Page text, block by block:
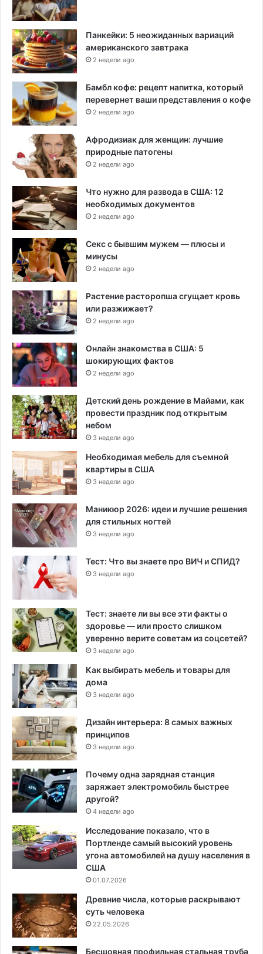
Панкейки: 5 неожиданных вариаций
американского завтрака
2 недели ago
Бамбл кофе: рецепт напитка, который
перевернет ваши представления о кофе
2 недели ago
Афродизиак для женщин: лучшие
природные патогены
2 недели ago
Что нужно для развода в США: 12
необходимых документов
2 недели ago
Секс с бывшим мужем — плюсы и
минусы
2 недели ago
Растение расторопша сгущает кровь
или разжижает?
2 недели ago
Онлайн знакомства в США: 5
шокирующих фактов
2 недели ago
Детский день рождение в Майами, как
провести праздник под открытым
небом
3 недели ago
Необходимая мебель для съемной
квартиры в США
3 недели ago
Маникюр 2026: идеи и лучшие решения
для стильных ногтей
3 недели ago
Тест: Что вы знаете про ВИЧ и СПИД?
3 недели ago
Тест: знаете ли вы все эти факты о
здоровье — или просто слишком
уверенно верите советам из соцсетей?
3 недели ago
Как выбирать мебель и товары для
дома
3 недели ago
Дизайн интерьера: 8 самых важных
принципов
3 недели ago
Почему одна зарядная станция
заряжает электромобиль быстрее
другой?
4 недели ago
Исследование показало, что в
Портленде самый высокий уровень
угона автомобилей на душу населения в
США
01.07.2026
Древние числа, которые раскрывают
суть человека
22.05.2026
Бесшовная профильная стальная труба